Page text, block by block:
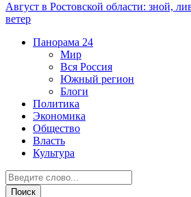
Август в Ростовской области: зной,
ветер
Панорама 24
Мир
Вся Россия
Южный регион
Блоги
Политика
Экономика
Общество
Власть
Культура